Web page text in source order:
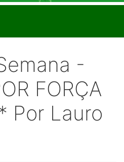
-
FORÇA
Por Lauro